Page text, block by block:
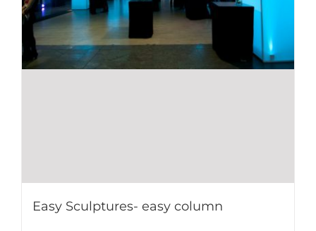
Easy Sculptures- easy column